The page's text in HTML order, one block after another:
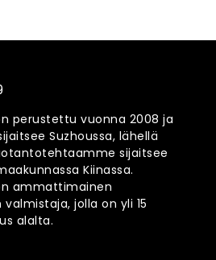
puinen korukaappi
puinen korurasia
laatikkoa...
perustettu vuonna 2008 ja
Suzhoussa, lähellä
sijaitsee
Kiinassa.
ammattimainen
jolla on yli 15
alalta.